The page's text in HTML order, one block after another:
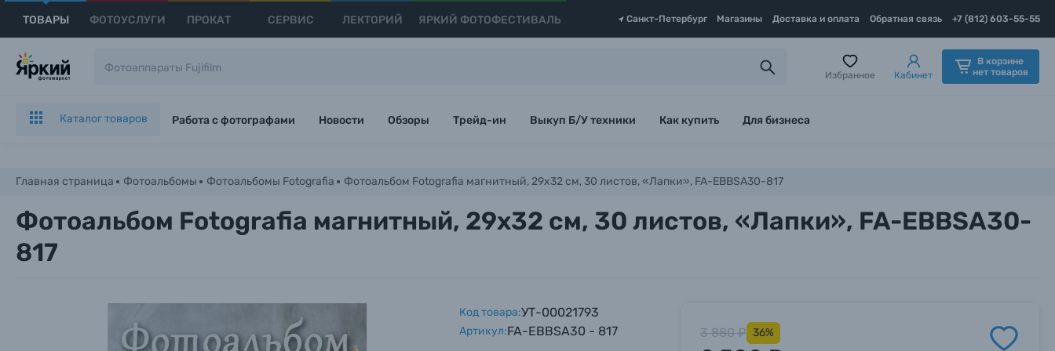
ТОВАРЫ ФОТОУСЛУГИ ПРОКАТ СЕРВИС ЛЕКТОРИЙ ЯРКИЙ ФОТОФЕСТИВАЛЬ Санкт-Петербург Магазины Доставка и оплата Обратная связь +7 (812) 603-55-55
Избранное Кабинет
В корзине
нет товаров
Каталог товаров Работа с фотографами Новости Обзоры Трейд-ин Выкуп Б/У техники Как купить Для бизнеса
Главная страница Фотоальбомы Фотоальбомы Fotografia Фотоальбом Fotografia магнитный, 29х32 см, 30 листов, «Лапки», FA-EBBSA30-817
Фотоальбом Fotografia магнитный, 29х32 см, 30 листов, «Лапки», FA-EBBSA30-
817
Код товара:УТ-00021793
Артикул:FA-EBBSA30 - 817 3 880 ₽ 36%